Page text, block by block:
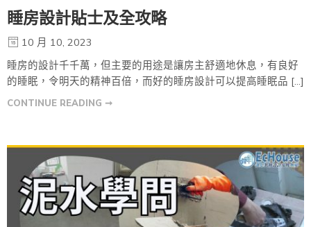
睡房設計貼士及全攻略
10 月 10, 2023
睡房的設計千千萬，但主要的用途是讓房主舒適地休息，有良好
的睡眠，令明天的精神百倍，而好的睡房設計可以提高睡眠品 […]
CONTINUE READING ➞